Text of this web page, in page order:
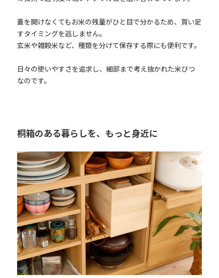
蓋を開けなくてもお米の残量がひと目で分かるため、買い足
すタイミングを逃しません。
玄米や雑穀米など、種類を分けて保存する際にも便利です。
日々の使いやすさを追求し、細部まで考え抜かれた米びつ
なのです。
桐箱のある暮らしを、もっと身近に